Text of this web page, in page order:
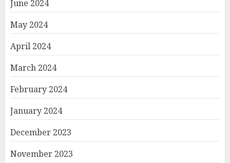
June 2024
May 2024
April 2024
March 2024
February 2024
January 2024
December 2023
November 2023